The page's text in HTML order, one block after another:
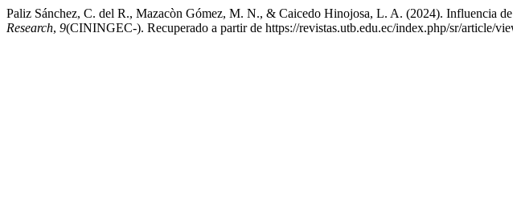
Paliz Sánchez, C. del R., Mazacòn Gómez, M. N., & Caicedo Hinojosa, L. A. (2024). Influencia
Research, 9(CININGEC-). Recuperado a partir de https://revistas.utb.edu.ec/index.php/sr/article/